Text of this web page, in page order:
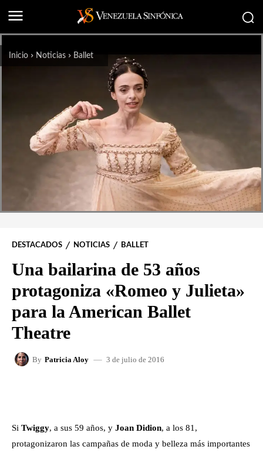
Inicio Noticias Ballet
DESTACADOS NOTICIAS BALLET
Una bailarina de 53 años
protagoniza «Romeo y Julieta»
para la American Ballet
Theatre
By Patricia Aloy 3 de julio de 2016
Si Twiggy, a sus 59 años, y Joan Didion, a los 81,
protagonizaron las campañas de moda y belleza más importantes